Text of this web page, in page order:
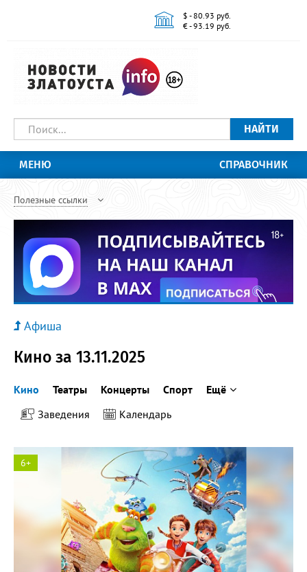
$ - 80.93 руб.
€ - 93.19 руб.
НАЙТИ
МЕНЮ СПРАВОЧНИК
Полезные ссылки
Афиша
Кино за 13.11.2025
Кино Театры Концерты Спорт
Ещё
Заведения
Календарь
6+